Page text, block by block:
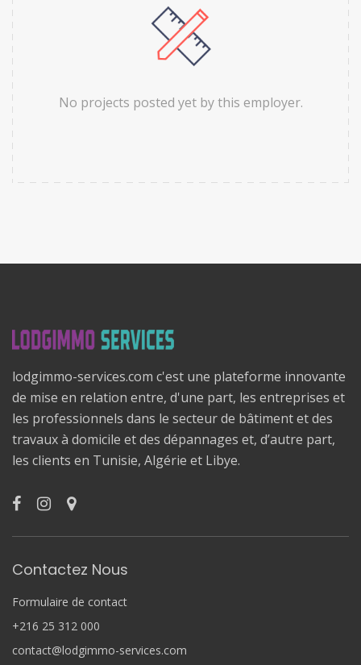
No projects posted yet by this employer.
lodgimmo-services.com c'est une plateforme innovante
de mise en relation entre, d'une part, les entreprises et
les professionnels dans le secteur de bâtiment et des
travaux à domicile et des dépannages et, d’autre part,
les clients en Tunisie, Algérie et Libye.
Contactez Nous
Formulaire de contact
+216 25 312 000
contact@lodgimmo-services.com